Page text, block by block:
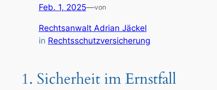
Feb. 1, 2025—von
Rechtsanwalt Adrian Jäckel
in Rechtsschutzversicherung
1. Sicherheit im Ernstfall